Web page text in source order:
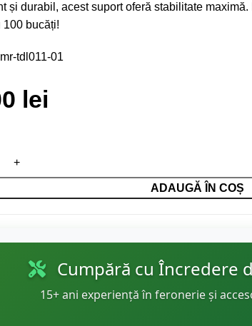
și durabil, acest suport oferă stabilitate
100 bucăți!
mr-tdl011-01
lei
ADAUGĂ ÎN COȘ
Cumpără cu Încredere
15+ ani experiență în feronerie și